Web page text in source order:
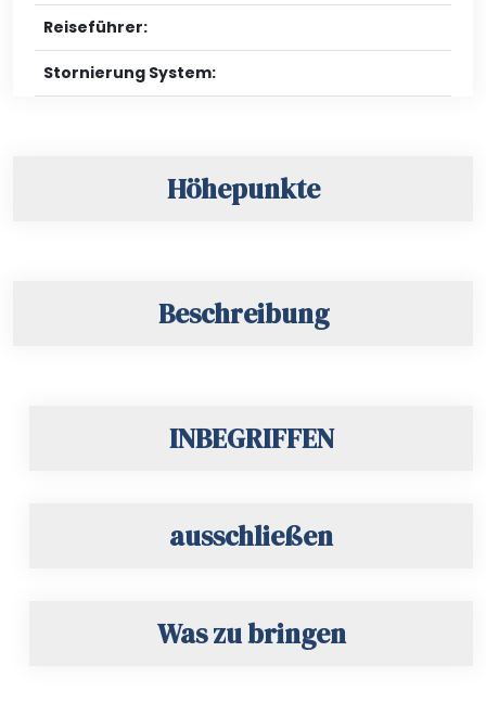
Reiseführer:
Stornierung System:
Höhepunkte
Beschreibung
INBEGRIFFEN
ausschließen
Was zu bringen